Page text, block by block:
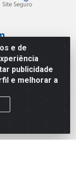
e de
publicidade
e melhorar a
Paulo/SP
597 - Pari - São
0001-29